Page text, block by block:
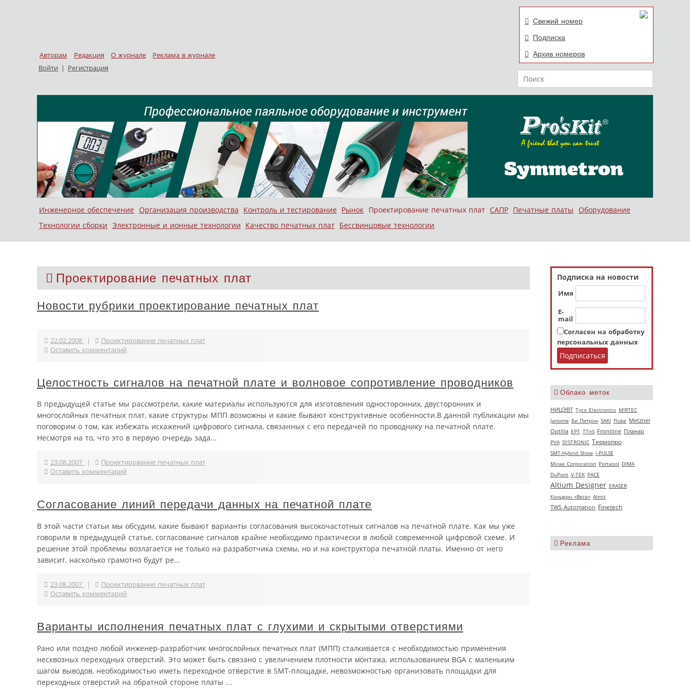
Авторам Редакция О журнале
Реклама в журнале
Войти | Регистрация
Свежий номер
Подписка
Архив номеров
Поиск
Меню
Skip to content
Инженерное обеспечение Организация производства Контроль и тестирование Рынок Проектирование печатных плат САПР Печатные платы
Оборудование
Технологии сборки Электронные и ионные технологии Качество печатных плат Бессвинцовые технологии
Подписка на новости
Имя
E-
mail
Согласен на обработку
персональных данных
Облако меток
НИЦЭВТ Tyco Electronics MIRTEC
Janome Би Питрон SAKI Fluke Metzner
Optilia EPT TTnS Frontline Планар
PVA SYSTRONIC Термопро
SMT-Hybrid Show i-PULSE
Mirae Corporation Portasol DIMA
DuPont V‑TEK РАСЕ
Altium Designer ERASER
Концерн «Вега» Almit
TWS Automation Finetech
Реклама
Проектирование печатных плат
Новости рубрики проектирование печатных плат
22.02.2008 |
Проектирование печатных плат
Оставить комментарий
Целостность сигналов на печатной плате и волновое сопротивление проводников
В предыдущей статье мы рассмотрели, какие материалы используются для изготовления односторонних, двусторонних и
многослойных печатных плат, какие структуры МПП возможны и какие бывают конструктивные особенности.В данной публикации мы
поговорим о том, как избежать искажений цифрового сигнала, связанных с его передачей по проводнику на печатной плате.
Несмотря на то, что это в первую очередь зада...
23.08.2007
Проектирование печатных плат
Оставить комментарий
Согласование линий передачи данных на печатной плате
В этой части статьи мы обсудим, какие бывают варианты согласования высокочастотных сигналов на печатной плате. Как мы уже
говорили в предыдущей статье, согласование сигналов крайне необходимо практически в любой современной цифровой схеме. И
решение этой проблемы возлагается не только на разработчика схемы, но и на конструктора печатной платы. Именно от него
зависит, насколько грамотно будут ре...
23.08.2007 |
Проектирование печатных плат
Оставить комментарий
Варианты исполнения печатных плат с глухими и скрытыми отверстиями
Рано или поздно любой инженер-разработчик многослойных печатных плат (МПП) сталкивается с необходимостью применения
несквозных переходных отверстий. Это может быть связано с увеличением плотности монтажа, использованием BGA с маленьким
шагом выводов, необходимостью иметь переходное отверстие в SMT-площадке, невозможностью организовать площадки для
переходных отверстий на обратной стороне платы ...